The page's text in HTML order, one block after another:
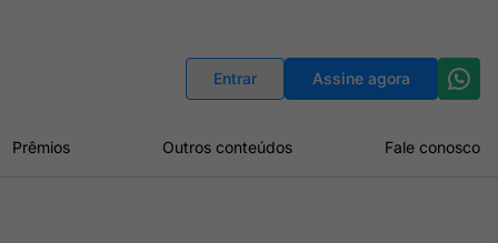
Entrar Assine agora
Prêmios Outros conteúdos Fale conosco